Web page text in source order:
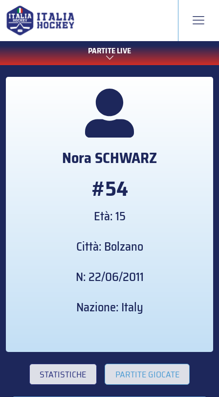
PARTITE LIVE
NoraSCHWARZ
#54
Età: 15
Città: Bolzano
N: 22/06/2011
Nazione: Italy
STATISTICHE PARTITE GIOCATE